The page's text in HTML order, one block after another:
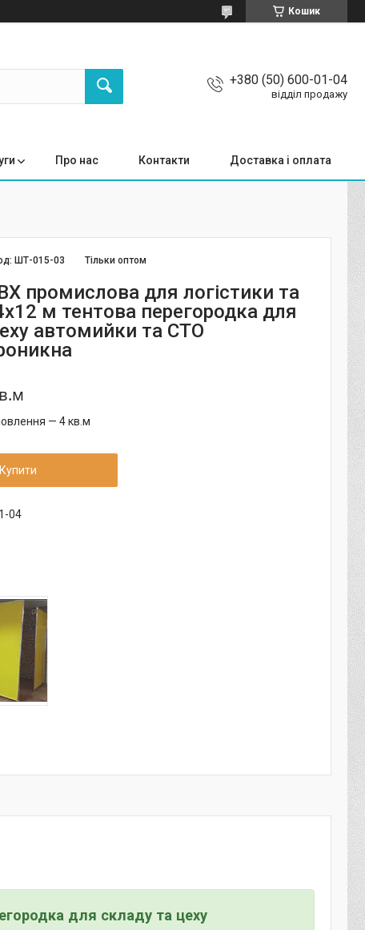
Кошик
+380 (50) 600-01-04
відділ продажу
Про нас Контакти Доставка і оплата
Тільки оптом
ШТ-015-03
промислова для логістики та
м тентова перегородка для
автомийки та СТО
— 4 кв.м
Купити
04
для складу та цеху